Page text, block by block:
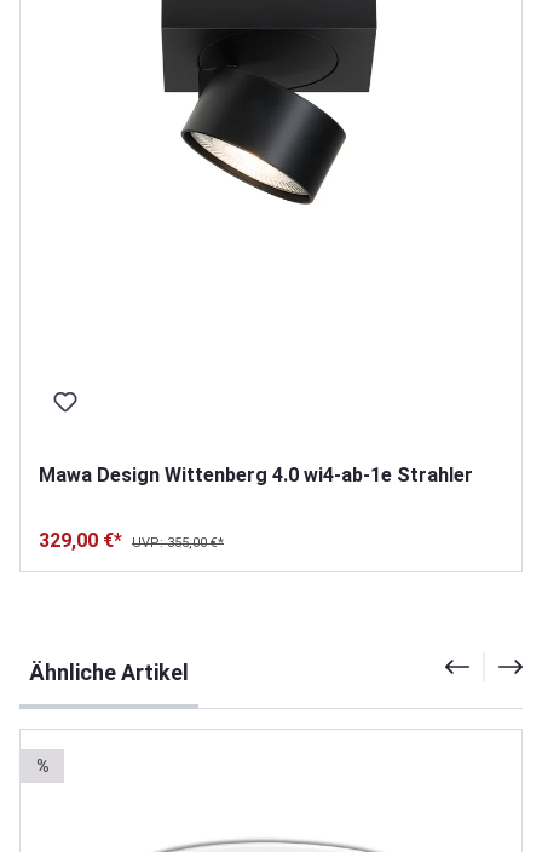
Mawa Design Wittenberg 4.0 wi4-ab-1e Strahler
329,00 €* UVP: 355,00 €*
Ähnliche Artikel
%